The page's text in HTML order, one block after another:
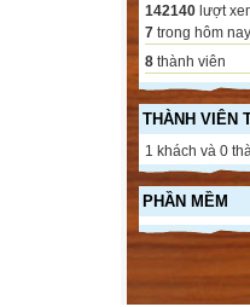
142140 lượt
7 trong hôm nay
8 thành viên
THÀNH VIÊN
1 khách và 0
PHẦN MỀM